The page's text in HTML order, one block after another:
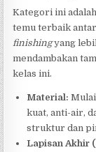
Kategori ini
temu terbaik
finishingyang
mendambakan
kelas ini.
Material:
kuat, anti-air,
struktur dan
Lapisan Akhir (